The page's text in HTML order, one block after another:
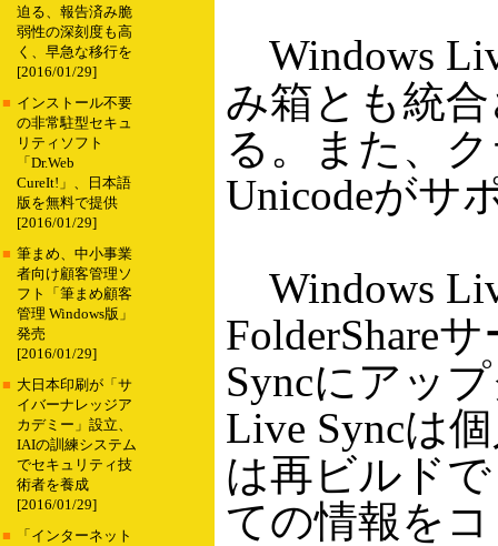
迫る、報告済み脆
弱性の深刻度も高
く、早急な移行を
[2016/01/29]
■ インストール不要
の非常駐型セキュ
リティソフト
「Dr.Web
CureIt!」、日本語
版を無料で提供
[2016/01/29]
■ 筆まめ、中小事業
者向け顧客管理ソ
フト「筆まめ顧客
管理 Windows版」
発売
[2016/01/29]
■ 大日本印刷が「サ
イバーナレッジア
カデミー」設立、
IAIの訓練システム
でセキュリティ技
術者を養成
[2016/01/29]
■
「インターネット
Windows
み箱とも統
る。また、
Unicodeがサ
Windows
FolderShare
Syncにアッ
Live Syncは
は再ビルド
ての情報を